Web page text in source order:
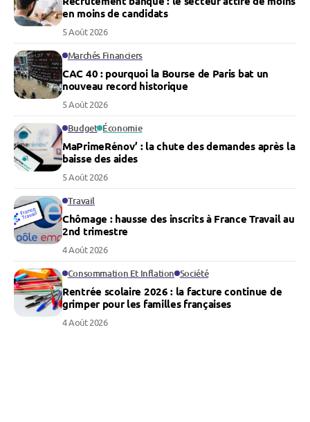
en moins de candidats
5 Août 2026
Marchés Financiers
CAC 40 : pourquoi la Bourse de Paris bat un
nouveau record historique
5 Août 2026
Budget Économie
MaPrimeRénov’ : la chute des demandes après la
baisse des aides
5 Août 2026
Travail
Chômage : hausse des inscrits à France Travail au
2nd trimestre
4 Août 2026
Consommation Et Inflation Société
Rentrée scolaire 2026 : la facture continue de
grimper pour les familles françaises
4 Août 2026